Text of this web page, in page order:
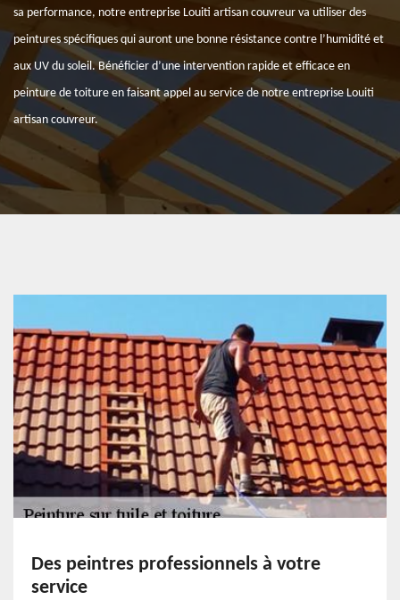
sa performance, notre entreprise Louiti artisan couvreur va utiliser des
peintures spécifiques qui auront une bonne résistance contre l’humidité et
aux UV du soleil. Bénéficier d’une intervention rapide et efficace en
peinture de toiture en faisant appel au service de notre entreprise Louiti
artisan couvreur.
Des peintres professionnels à votre
service